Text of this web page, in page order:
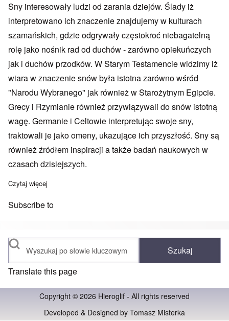
Sny interesowały ludzi od zarania dziejów. Ślady iż
interpretowano ich znaczenie znajdujemy w kulturach
szamańskich, gdzie odgrywały częstokroć niebagatelną
rolę jako nośnik rad od duchów - zarówno opiekuńczych
jak i duchów przodków. W Starym Testamencie widzimy iż
wiara w znaczenie snów była istotna zarówno wśród
"Narodu Wybranego" jak również w Starożytnym Egipcie.
Grecy i Rzymianie również przywiązywali do snów istotną
wagę. Germanie i Celtowie interpretując swoje sny,
traktowali je jako omeny, ukazujące ich przyszłość. Sny są
również źródłem inspiracji a także badań naukowych w
czasach dzisiejszych.
Czytaj więcej
Subscribe to
Szukaj
Translate this page
Copyright © 2026 Hieroglif - All rights reserved
Developed & Designed by Tomasz Misterka